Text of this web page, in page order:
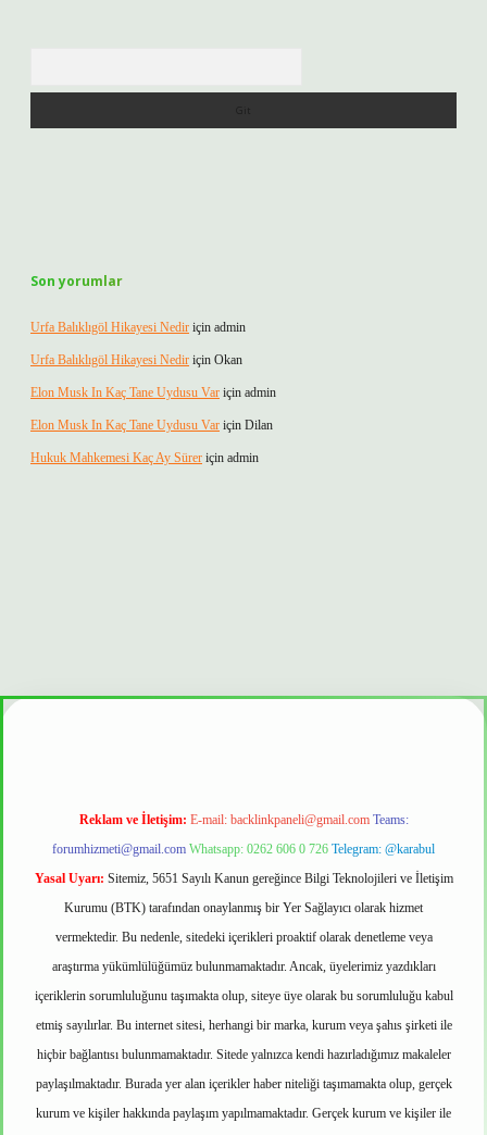
Son yorumlar
Urfa Balıklıgöl Hikayesi Nedir için admin
Urfa Balıklıgöl Hikayesi Nedir için Okan
Elon Musk In Kaç Tane Uydusu Var için admin
Elon Musk In Kaç Tane Uydusu Var için Dilan
Hukuk Mahkemesi Kaç Ay Sürer için admin
mi
Reklam ve İletişim: E-mail: backlinkpaneli@gmail.com Teams:
forumhizmeti@gmail.com Whatsapp: 0262 606 0 726 Telegram: @karabul
Yasal Uyarı: Sitemiz, 5651 Sayılı Kanun gereğince Bilgi Teknolojileri ve İletişim
Kurumu (BTK) tarafından onaylanmış bir Yer Sağlayıcı olarak hizmet
vermektedir. Bu nedenle, sitedeki içerikleri proaktif olarak denetleme veya
araştırma yükümlülüğümüz bulunmamaktadır. Ancak, üyelerimiz yazdıkları
içeriklerin sorumluluğunu taşımakta olup, siteye üye olarak bu sorumluluğu kabul
etmiş sayılırlar. Bu internet sitesi, herhangi bir marka, kurum veya şahıs şirketi ile
hiçbir bağlantısı bulunmamaktadır. Sitede yalnızca kendi hazırladığımız makaleler
paylaşılmaktadır. Burada yer alan içerikler haber niteliği taşımamakta olup, gerçek
kurum ve kişiler hakkında paylaşım yapılmamaktadır. Gerçek kurum ve kişiler ile